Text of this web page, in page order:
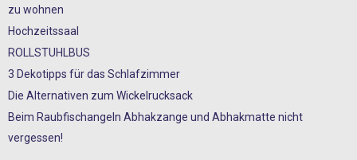
zu wohnen
Hochzeitssaal
ROLLSTUHLBUS
3 Dekotipps für das Schlafzimmer
Die Alternativen zum Wickelrucksack
Beim Raubfischangeln Abhakzange und Abhakmatte nicht
vergessen!